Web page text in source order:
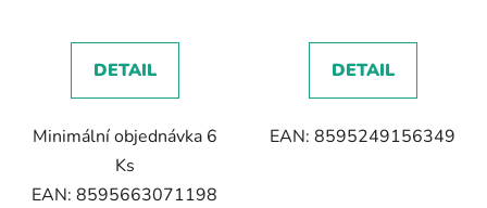
DETAIL
Minimální objednávka 6
Ks
EAN: 8595663071198
DETAIL
EAN: 8595249156349